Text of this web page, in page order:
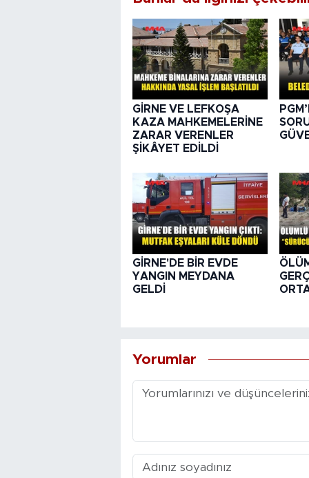
GİRNE VE LEFKOŞA
KAZA MAHKEMELERİNE
ZARAR VERENLER
ŞİKÂYET EDİLDİ
GİRNE'DE BİR EVDE
YANGIN MEYDANA
GELDİ
Yorumlar